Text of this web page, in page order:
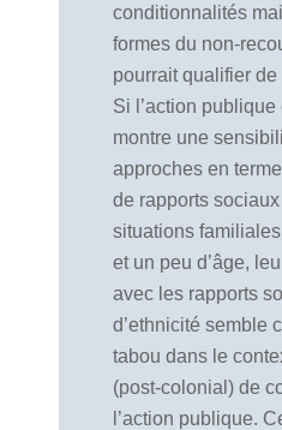
conditionnalités
formes du non-
pourrait qualifier
Si l’action publique
montre une
approches en
de rapports
situations
et un peu d’âge,
avec les rapports
d’ethnicité semble
tabou dans le
(post-colonial) de
l’action publique.